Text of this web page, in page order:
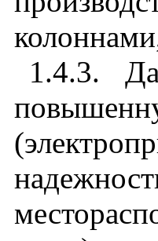
1.4.3.